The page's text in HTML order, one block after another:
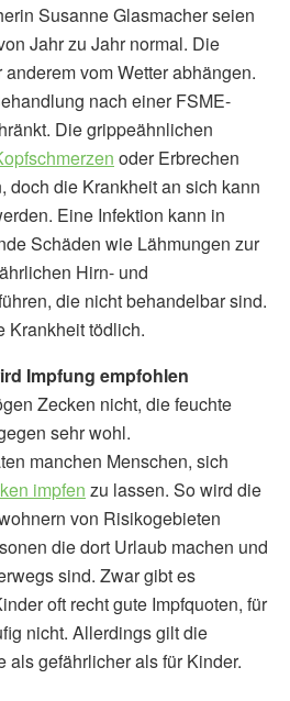
Susanne Glasmacher seien
Jahr zu Jahr normal. Die
vom Wetter abhängen.
nach einer FSME-
Die grippeähnlichen
oder Erbrechen
doch die Krankheit an sich kann
Eine Infektion kann in
Schäden wie Lähmungen zur
Hirn- und
die nicht behandelbar sind.
Krankheit tödlich.
Impfung empfohlen
Zecken nicht, die feuchte
sehr wohl.
manchen Menschen, sich
impfen zu lassen. So wird die
von Risikogebieten
die dort Urlaub machen und
sind. Zwar gibt es
oft recht gute Impfquoten, für
nicht. Allerdings gilt die
als gefährlicher als für Kinder.